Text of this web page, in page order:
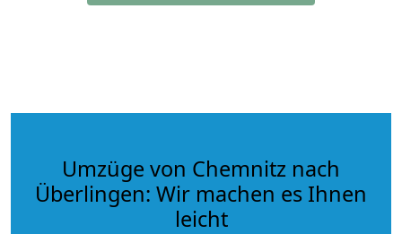
Umzüge von Chemnitz nach
Überlingen: Wir machen es Ihnen
leicht